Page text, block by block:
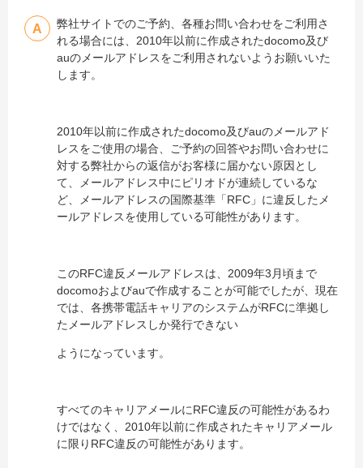
弊社サイトでのご予約、各種お問い合わせをご利用さ
れる場合には、2010年以前に作成されたdocomo及び
auのメールアドレスをご利用されないようお願いいた
します。
2010年以前に作成されたdocomo及びauのメールアド
レスをご使用の場合、ご予約の回答やお問い合わせに
対する弊社からの返信がお客様に届かない原因とし
て、メールアドレス中にピリオドが連続しているな
ど、メールアドレスの国際基準「RFC」に違反したメ
ールアドレスを使用している可能性があります。
このRFC違反メールアドレスは、2009年3月頃まで
docomoおよびauで作成することが可能でしたが、現在
では、各携帯電話キャリアのシステムがRFCに準拠し
たメールアドレスしか発行できない
ようになっています。
すべてのキャリアメールにRFC違反の可能性があるわ
けではなく、2010年以前に作成されたキャリアメール
に限りRFC違反の可能性があります。